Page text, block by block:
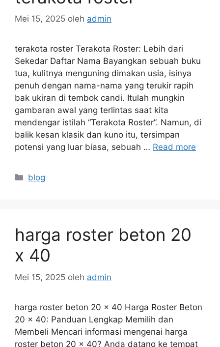
Mei 15, 2025 oleh admin
terakota roster Terakota Roster: Lebih dari
Sekedar Daftar Nama Bayangkan sebuah buku
tua, kulitnya menguning dimakan usia, isinya
penuh dengan nama-nama yang terukir rapih
bak ukiran di tembok candi. Itulah mungkin
gambaran awal yang terlintas saat kita
mendengar istilah “Terakota Roster”. Namun, di
balik kesan klasik dan kuno itu, tersimpan
potensi yang luar biasa, sebuah … Read more
Kategori
blog
harga roster beton 20
x 40
Mei 15, 2025 oleh admin
harga roster beton 20 x 40 Harga Roster Beton
20 x 40: Panduan Lengkap Memilih dan
Membeli Mencari informasi mengenai harga
roster beton 20 x 40? Anda datang ke tempat